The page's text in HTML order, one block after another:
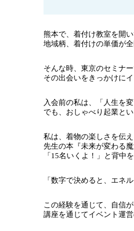
熊本で、着付け教室を開い
地域柄、着付けの単価が
そんな時、東京のセミナ
その出会いをきっかけに
入会前の私は、「人生を
でも、おしゃべり起業と
私は、着物の楽しさを伝
先生の本『未来が変わる
「15名いくよ！」と背中
「数字で決めると、エネ
この経験を通じて、自信
講座を通じてイベント運